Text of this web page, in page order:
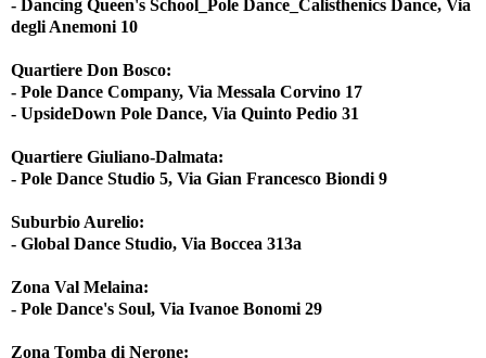
- Dancing Queen's School_Pole Dance_Calisthenics Dance, Via
degli Anemoni 10
Quartiere Don Bosco:
- Pole Dance Company, Via Messala Corvino 17
- UpsideDown Pole Dance, Via Quinto Pedio 31
Quartiere Giuliano-Dalmata:
- Pole Dance Studio 5, Via Gian Francesco Biondi 9
Suburbio Aurelio:
- Global Dance Studio, Via Boccea 313a
Zona Val Melaina:
- Pole Dance's Soul, Via Ivanoe Bonomi 29
Zona Tomba di Nerone: